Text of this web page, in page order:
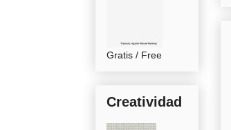
Gratis / Free
Creatividad